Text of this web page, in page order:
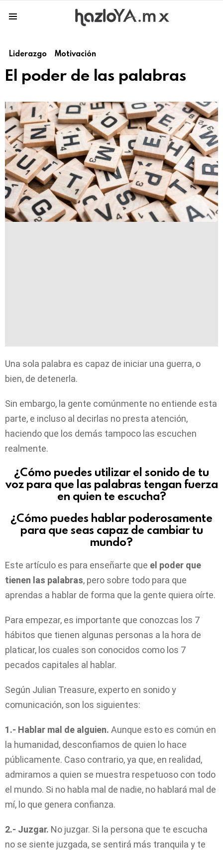
Liderazgo Motivación
El poder de las palabras
Una sola palabra es capaz de iniciar una guerra, o
bien, de detenerla.
Sin embargo, la gente comúnmente no entiende esta
parte, e incluso al decirlas no presta atención,
haciendo que los demás tampoco las escuchen
realmente.
¿Cómo puedes utilizar el sonido de tu
voz para que las palabras tengan fuerza
en quien te escucha?
¿Cómo puedes hablar poderosamente
para que seas capaz de cambiar tu
mundo?
Este artículo es para enseñarte que el poder que
tienen las palabras, pero sobre todo para que
aprendas a hablar de forma que la gente quiera oírte.
Para empezar, es importante que conozcas los 7
hábitos que tienen algunas personas a la hora de
platicar, los cuales son conocidos como los 7
pecados capitales al hablar.
Según Julian Treasure, experto en sonido y
comunicación, son los siguientes:
1.- Hablar mal de alguien. Aunque esto es común en
la humanidad, desconfiamos de quien lo hace
públicamente. Caso contrario, ya que, en realidad,
admiramos a quien se muestra respetuoso con todo
el mundo. Si no habla mal de nadie, no hablará mal de
mí, lo que genera confianza.
2.- Juzgar. No juzgar. Si la persona que te escucha
no se siente juzgada, se sentirá más tranquila y te